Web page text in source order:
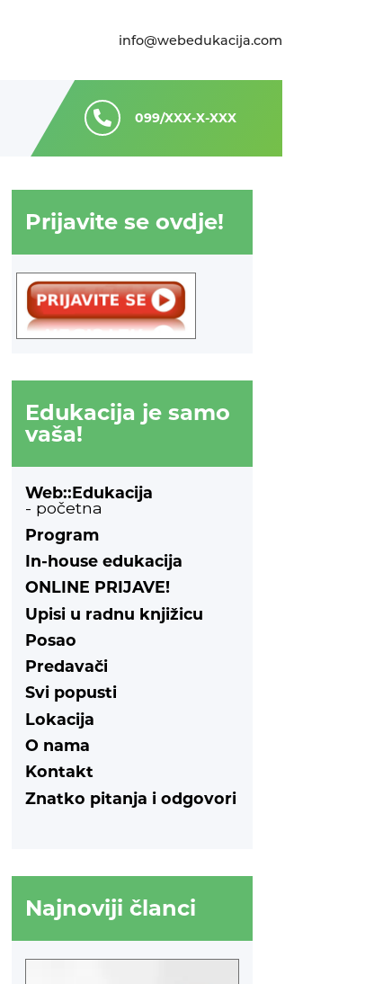
info@webedukacija.com
099/XXX-X-XXX
Prijavite se ovdje!
Edukacija je samo
vaša!
Web::Edukacija
- početna
Program
In-house edukacija
ONLINE PRIJAVE!
Upisi u radnu knjižicu
Posao
Predavači
Svi popusti
Lokacija
O nama
Kontakt
Znatko pitanja i odgovori
Najnoviji članci